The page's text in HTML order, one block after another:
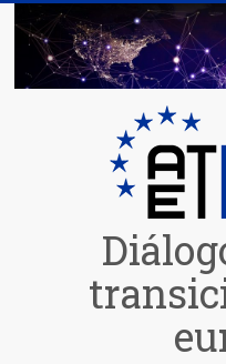
Saltar
contenido